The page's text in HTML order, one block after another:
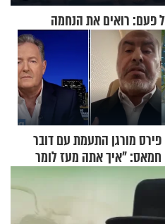
פעם: רואים את הנחמה
פירס מורגן התעמת עם דובר
חמאס: "איך אתה מעז לומר
שלא ביצעתם פשעי מלחמה?!"